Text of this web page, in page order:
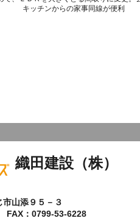
キッチンからの家事同線が便利
織田建設（株）
山添９５－３
FAX：0799-53-6228